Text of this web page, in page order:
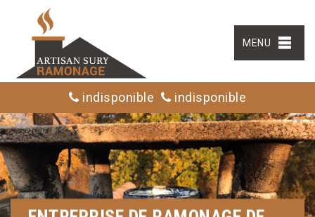
MENU
indisponible indisponible